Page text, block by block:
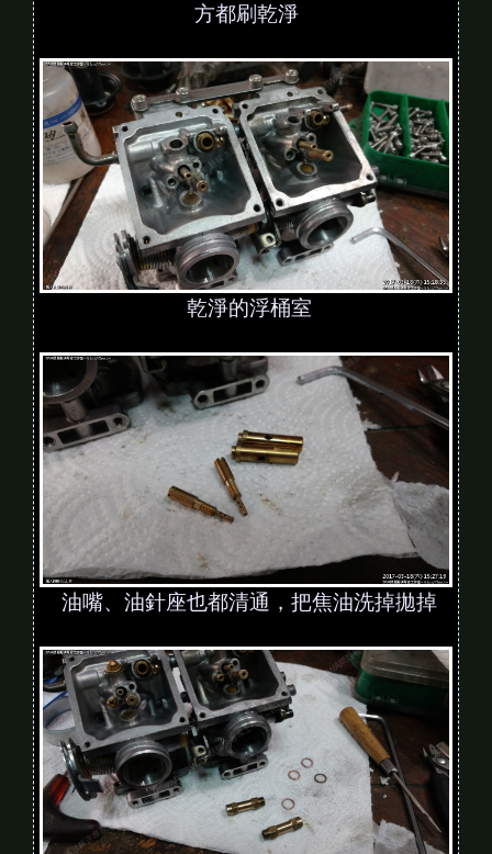
方都刷乾淨
乾淨的浮桶室
油嘴、油針座也都清通，把焦油洗掉拋掉